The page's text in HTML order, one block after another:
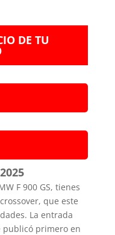
DE TU
F 900 GS, tienes
que este
La entrada
publicó primero en